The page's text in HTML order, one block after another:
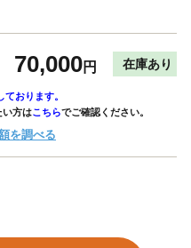
70,000円 在庫あり
ております。
い方はこちらでご確認ください。
額を調べる